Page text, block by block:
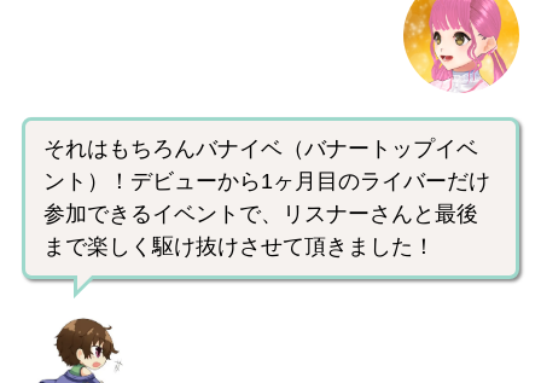
それはもちろんバナイベ（バナートップイベ
ント）！デビューから1ヶ月目のライバーだけ
参加できるイベントで、リスナーさんと最後
まで楽しく駆け抜けさせて頂きました！